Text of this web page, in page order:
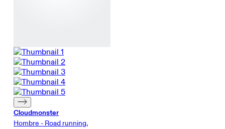
Cloudmonster
Hombre - Road running,